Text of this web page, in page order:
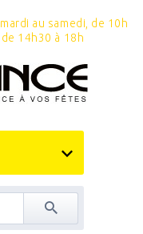
au samedi, de 10h
14h30 à 18h